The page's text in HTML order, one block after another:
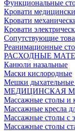
Функциональные
Кровати
Кровати
Кровати
Сопутствующие
Реанимационные
РАСХОДНЫЕ
Канюли назальные
Маски кислородные
Мешки
МЕДИЦИНСКАЯ
Массажные столы и
Массажные кресла
Массажные столы с
Массажные столы